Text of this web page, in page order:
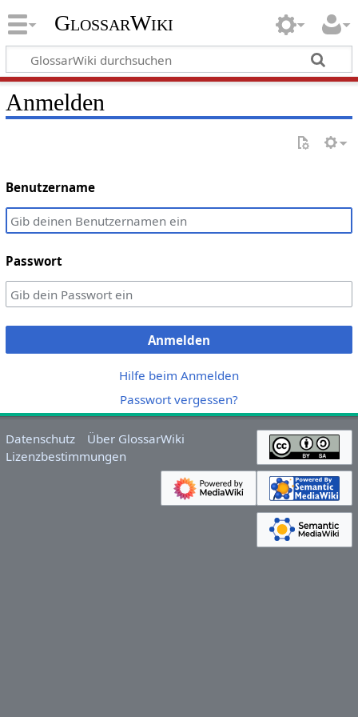
GlossarWiki
Anmelden
Benutzername
Passwort
Anmelden
Hilfe beim Anmelden
Passwort vergessen?
Datenschutz
Über GlossarWiki
Lizenzbestimmungen